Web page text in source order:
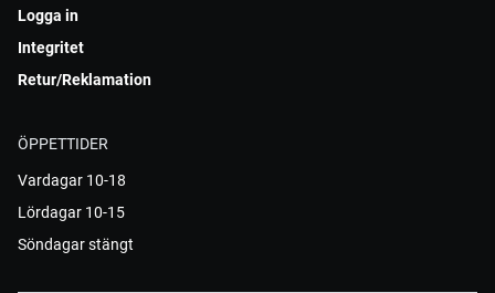
Logga in
Integritet
Retur/Reklamation
ÖPPETTIDER
Vardagar 10-18
Lördagar 10-15
Söndagar stängt